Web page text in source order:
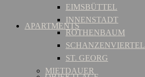
APARTMENTS
EIMSBÜTTEL
INNENSTADT
ROTHENBAUM
SCHANZENVIERTEL
ST. GEORG
MIETDAUER